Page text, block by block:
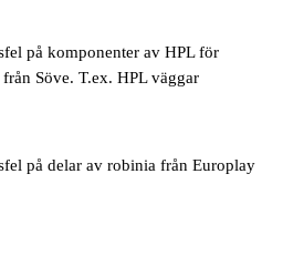
på komponenter av HPL för
Söve. T.ex. HPL väggar
på delar av robinia från Europlay